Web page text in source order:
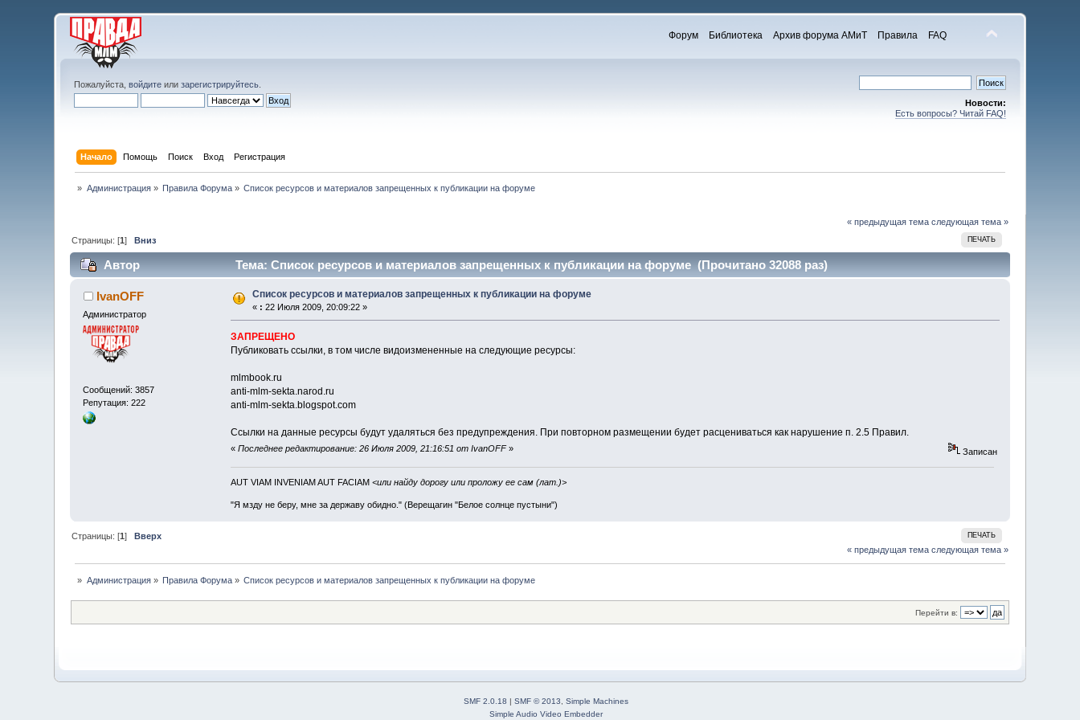
Форум Библиотека Архив форума АМиТ Правила FAQ
Пожалуйста,войдите илизарегистрируйтесь
Новости:
Есть вопросы? Читай FAQ!
Начало Помощь Поиск Вход Регистрация
» Администрация» Правила Форума » Список ресурсов и материалов запрещенных к публикации на форуме
« предыдущая тема следующая тема »
ПЕЧАТЬ
Страницы: [1]Вниз
Автор Тема: Список ресурсов и материалов запрещенных к публикации на форуме (Прочитано 32088 раз)
IvanOFF
Администратор
Сообщений: 3857
Репутация: 222
Список ресурсов и материалов запрещенных к публикации на форуме
« : 22 Июля 2009, 20:09:22 »
ЗАПРЕЩЕНО
Публиковать ссылки, в том числе видоизмененные на следующие ресурсы:
mlmbооk.ru
аnti-mlm-sеktа.narоd.ru
аnti-mlm-sеktа.blоgspоt.cоm
Ссылки на данные ресурсы будут удаляться без предупреждения. При повторном размещении будет расцениваться как нарушение п. 2.5 Правил.
« Последнее редактирование: 26 Июля 2009, 21:16:51 от IvanOFF» Записан
AUT VIAM INVENIAM AUT FACIAM <или найду дорогу или проложу ее сам (лат.)>
"Я мзду не беру, мне за державу обидно." (Верещагин "Белое солнце пустыни")
ПЕЧАТЬ
Страницы: [1]Вверх
« предыдущая тема следующая тема »
» Администрация» Правила Форума » Список ресурсов и материалов запрещенных к публикации на форуме
Перейти в:
SMF 2.0.18 | SMF © 2013
Simple Machines
Simple Audio Video Embedder